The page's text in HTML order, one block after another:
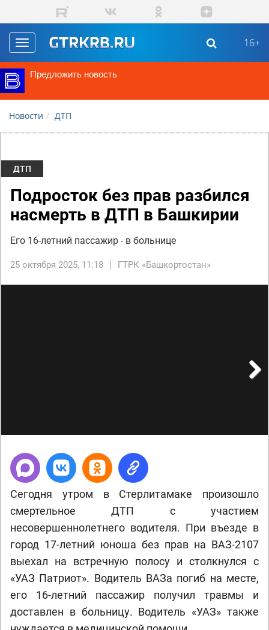
Перейти к основному содержанию
Toggle
navigation
16+
Предложить новость
Новости ДТП
ДТП
Подросток без прав разбился
насмерть в ДТП в Башкирии
Его 16-летний пассажир - в больнице
25 октября 2025, 11:18 ГТРК «Башкортостан»
Сегодня утром в Стерлитамаке произошло
смертельное ДТП с участием
несовершеннолетнего водителя. При въезде в
город 17-летний юноша без прав на ВАЗ-2107
выехал на встречную полосу и столкнулся с
«УАЗ Патриот». Водитель ВАЗа погиб на месте,
его 16-летний пассажир получил травмы и
доставлен в больницу. Водитель «УАЗ» также